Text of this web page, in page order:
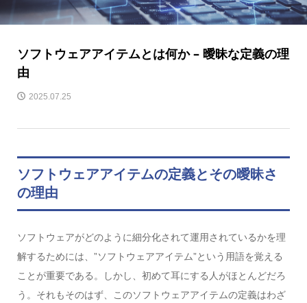
ソフトウェアアイテムとは何か – 曖昧な定義の理
由
2025.07.25
ソフトウェアアイテムの定義とその曖昧さ
の理由
ソフトウェアがどのように細分化されて運用されているかを理
解するためには、”ソフトウェアアイテム”という用語を覚える
ことが重要である。しかし、初めて耳にする人がほとんどだろ
う。それもそのはず、このソフトウェアアイテムの定義はわざ